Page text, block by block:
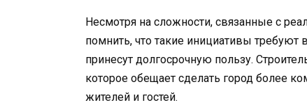
Несмотря на сложности, связанные с
помнить, что такие инициативы
принесут долгосрочную пользу.
которое обещает сделать город более
жителей и гостей.